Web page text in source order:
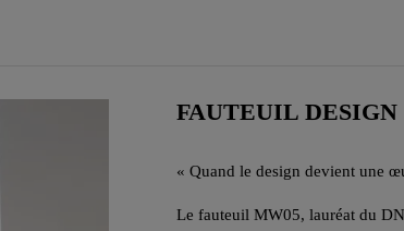
FAUTEUIL DESIGN
« Quand le design devient une
Le fauteuil MW05, lauréat du